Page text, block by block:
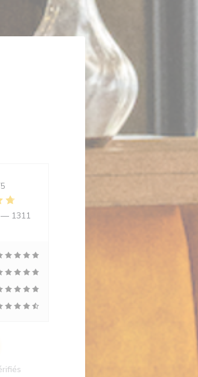
— 1311